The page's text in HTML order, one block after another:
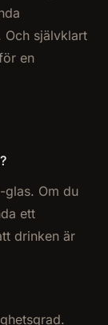
Och självklart
en
glas. Om du
ett
drinken är